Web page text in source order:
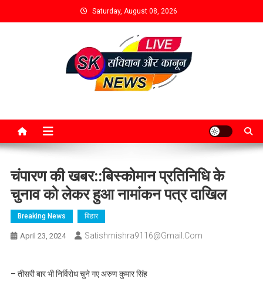
Saturday, August 08, 2026
चंपारण की खबर::बिस्कोमान प्रतिनिधि के
चुनाव को लेकर हुआ नामांकन पत्र दाखिल
Breaking News बिहार
April 23, 2024 Satishmishra9116@gmail.com
– तीसरी बार भी निर्विरोध चुने गए अरुण कुमार सिंह